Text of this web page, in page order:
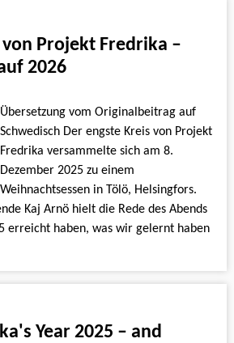
von Projekt Fredrika –
2026
Übersetzung vom Originalbeitrag auf
Schwedisch Der engste Kreis von Projekt
Fredrika versammelte sich am 8.
Dezember 2025 zu einem
Weihnachtsessen in Tölö, Helsingfors.
Kaj Arnö hielt die Rede des Abends
erreicht haben, was wir gelernt haben
Year 2025 – and